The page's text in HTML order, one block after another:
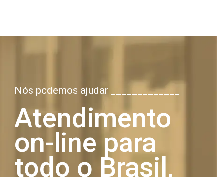
Nós podemos ajudar _____________
Atendimento
on-line para
todo o Brasil,